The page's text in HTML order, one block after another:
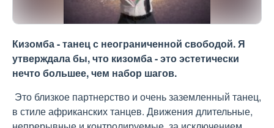
Кизомба - танец с неограниченной свободой. Я
утверждала бы, что кизомба - это эстетически
нечто большее, чем набор шагов.
Это близкое партнерство и очень заземленный танец,
в стиле африканских танцев. Движения длительные,